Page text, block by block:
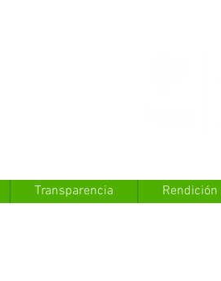
Transparencia